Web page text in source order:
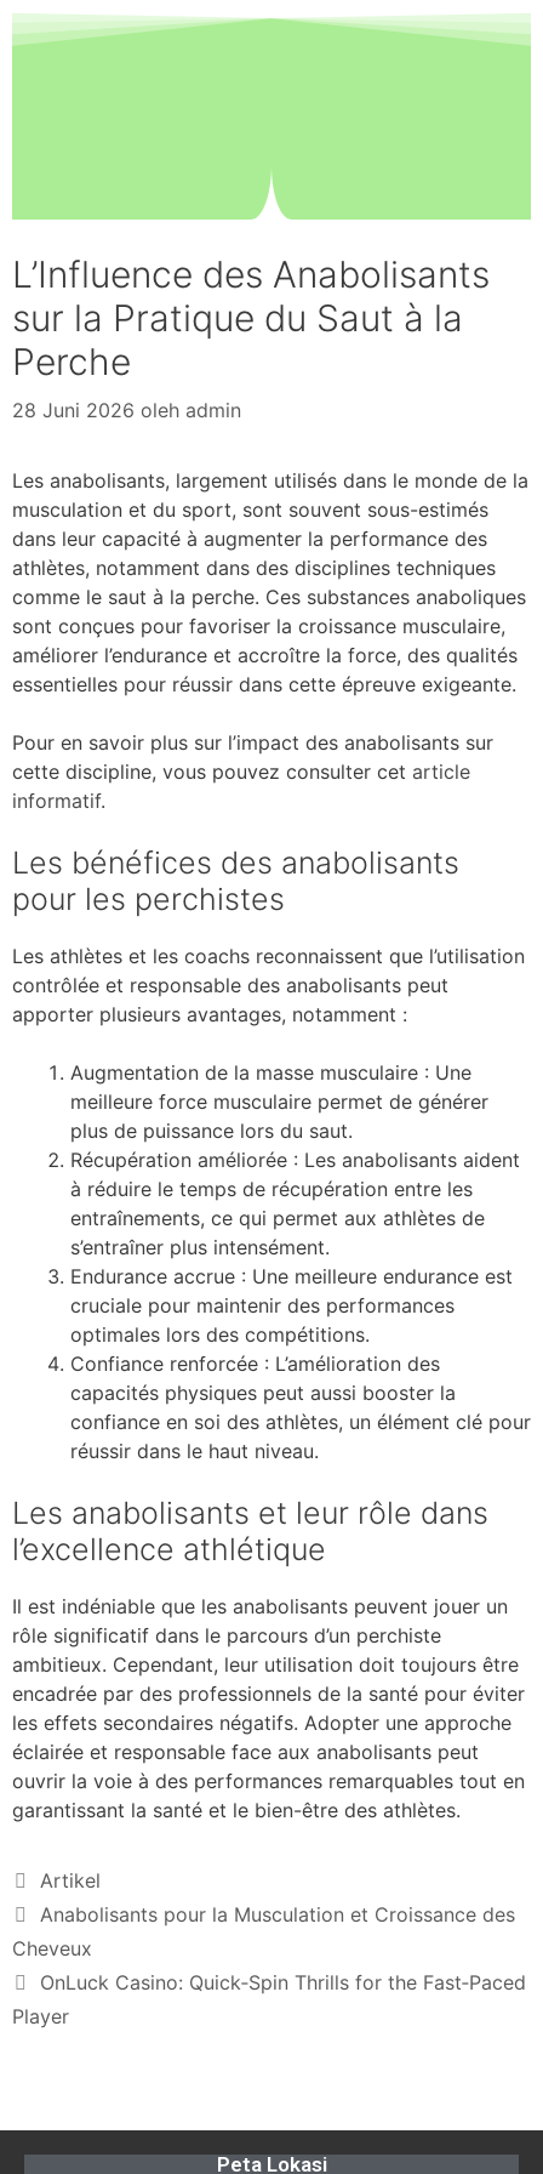
L’Influence des Anabolisants
sur la Pratique du Saut à la
Perche
28 Juni 2026 oleh admin
Les anabolisants, largement utilisés dans le monde de la
musculation et du sport, sont souvent sous-estimés
dans leur capacité à augmenter la performance des
athlètes, notamment dans des disciplines techniques
comme le saut à la perche. Ces substances anaboliques
sont conçues pour favoriser la croissance musculaire,
améliorer l’endurance et accroître la force, des qualités
essentielles pour réussir dans cette épreuve exigeante.
Pour en savoir plus sur l’impact des anabolisants sur
cette discipline, vous pouvez consulter cet article
informatif.
Les bénéfices des anabolisants
pour les perchistes
Les athlètes et les coachs reconnaissent que l’utilisation
contrôlée et responsable des anabolisants peut
apporter plusieurs avantages, notamment :
Augmentation de la masse musculaire : Une
meilleure force musculaire permet de générer
plus de puissance lors du saut.
Récupération améliorée : Les anabolisants aident
à réduire le temps de récupération entre les
entraînements, ce qui permet aux athlètes de
s’entraîner plus intensément.
Endurance accrue : Une meilleure endurance est
cruciale pour maintenir des performances
optimales lors des compétitions.
Confiance renforcée : L’amélioration des
capacités physiques peut aussi booster la
confiance en soi des athlètes, un élément clé pour
réussir dans le haut niveau.
Les anabolisants et leur rôle dans
l’excellence athlétique
Il est indéniable que les anabolisants peuvent jouer un
rôle significatif dans le parcours d’un perchiste
ambitieux. Cependant, leur utilisation doit toujours être
encadrée par des professionnels de la santé pour éviter
les effets secondaires négatifs. Adopter une approche
éclairée et responsable face aux anabolisants peut
ouvrir la voie à des performances remarquables tout en
garantissant la santé et le bien-être des athlètes.
Artikel
Anabolisants pour la Musculation et Croissance des
Cheveux
OnLuck Casino: Quick‑Spin Thrills for the Fast‑Paced
Player
Peta Lokasi